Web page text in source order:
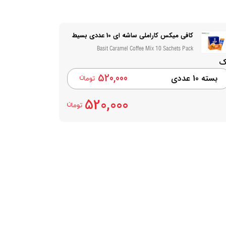
کافی میکس کاراملی ساشه ای 10 عددی بسیط
Basit Caramel Coffee Mix 10 Sachets Pack
بسته 10 عددی
520,000
520,000